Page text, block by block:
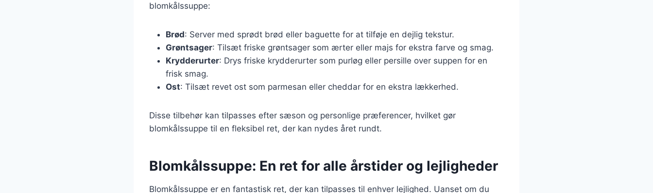
blomkålssuppe:
Brød: Server med sprødt brød eller baguette for at tilføje en dejlig tekstur.
Grøntsager: Tilsæt friske grøntsager som ærter eller majs for ekstra farve og smag.
Krydderurter: Drys friske krydderurter som purløg eller persille over suppen for en
frisk smag.
Ost: Tilsæt revet ost som parmesan eller cheddar for en ekstra lækkerhed.
Disse tilbehør kan tilpasses efter sæson og personlige præferencer, hvilket gør
blomkålssuppe til en fleksibel ret, der kan nydes året rundt.
Blomkålssuppe: En ret for alle årstider og lejligheder
Blomkålssuppe er en fantastisk ret, der kan tilpasses til enhver lejlighed. Uanset om du